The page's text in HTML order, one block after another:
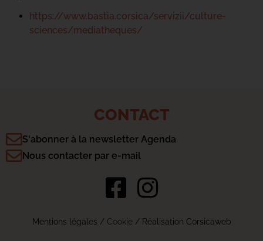
https://www.bastia.corsica/servizii/culture-
sciences/mediatheques/
CONTACT
S'abonner à la newsletter Agenda
Nous contacter par e-mail
Mentions légales / Cookie/ Réalisation Corsicaweb